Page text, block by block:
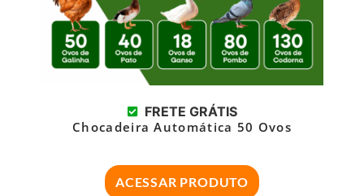
FRETE GRÁTIS
Chocadeira Automática 50 Ovos
ACESSAR PRODUTO